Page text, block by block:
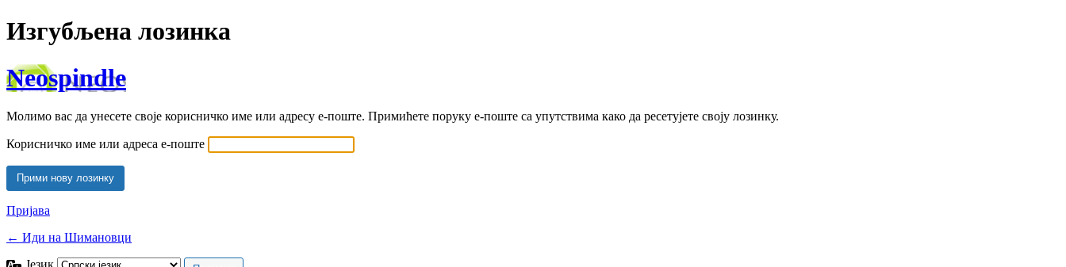
Изгубљена лозинка
Neospindle
Молимо вас да унесете своје корисничко име или адресу е-поште. Примићете поруку е-поште са упутствима како да ресетујете своју лозинку.
Корисничко име или адреса е-поште
Пријава
← Иди на Шимановци